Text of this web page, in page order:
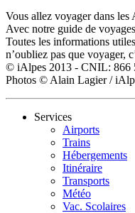
Vous allez voyager dans les
Avec notre guide de
Toutes les informations
n’oubliez pas que voyager,
© iAlpes 2013 - CNIL: 866
Photos © Alain Lagier /
Services
Airports
Trains
Hébergements
Itinéraire
Transports
Météo
Vac. Scolaires